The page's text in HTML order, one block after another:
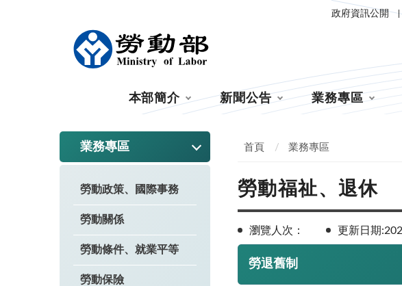
政府資訊公開
本部簡介 新聞公告 業務專區
業務專區
勞動政策、國際事務
勞動關係
勞動條件、就業平等
勞動保險
首頁 業務專區
勞動福祉、退休
瀏覽人次： 更新日期
勞退舊制